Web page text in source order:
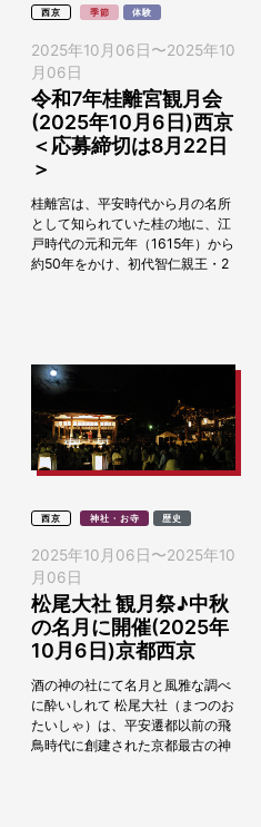
西京 季節 体験
2025年10月06日 〜2025年10
月06日
令和7年桂離宮観月会
(2025年10月6日)西京
＜応募締切は8月22日
＞
桂離宮は、平安時代から月の名所
として知られていた桂の地に、江
戸時代の元和元年（1615年）から
約50年をかけ、初代智仁親王・2
西京 神社・お寺 歴史
2025年10月06日 〜2025年10
月06日
松尾大社 観月祭♪中秋
の名月に開催(2025年
10月6日)京都西京
酒の神の社にて名月と風雅な調べ
に酔いしれて 松尾大社（まつのお
たいしゃ）は、平安遷都以前の飛
鳥時代に創建された京都最古の神